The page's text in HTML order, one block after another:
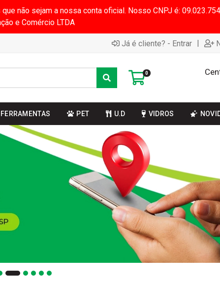
não sejam a nossa conta oficial. Nosso CNPJ é:
e Comércio LTDA
Já é cliente? - Entrar |
0
FERRAMENTAS PET U.D VIDROS